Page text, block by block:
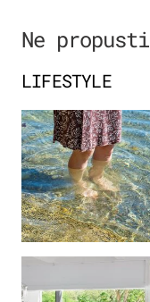
Ne
LIFESTYLE